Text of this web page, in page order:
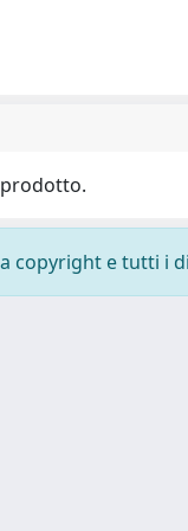
copyright e tutti i